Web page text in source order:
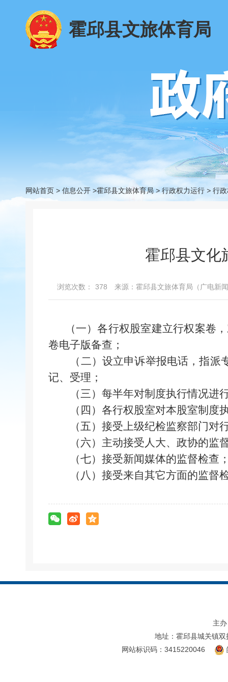
霍邱县文旅体育局
网站首页 > 信息公开 >霍邱县文旅体育局 > 行政权力运行 > 行
霍邱县文化
浏览次数： 378 来源：霍邱县文旅体育局（广电新
（一）各行权股室建立行权案卷，
卷电子版备查；
（二）设立申诉举报电话，指派
记、受理；
（三）每半年对制度执行情况进
（四）各行权股室对本股室制度执
（五）接受上级纪检监察部门对行
（六）主动接受人大、政协的监
（七）接受新闻媒体的监督检查
（八）接受来自其它方面的监督
主
地址：霍邱县城关镇双
网站标识码：3415220046